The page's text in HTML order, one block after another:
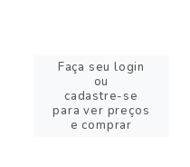
Faça seu login
ou
cadastre-se
para ver preços
e comprar